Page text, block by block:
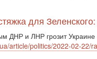
для
ДНР и ЛНР грозит
article/politics/2022-02-22/